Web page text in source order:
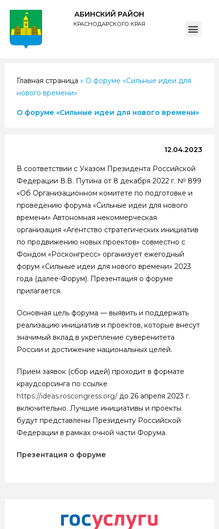
АБИНСКИЙ РАЙОН
КРАСНОДАРСКОГО КРАЯ
Главная страница » О форуме «Сильные идеи для
нового времени»
О форуме «Сильные идеи для нового времени»
12.04.2023
В соответствии с Указом Президента Российской
Федерации В.В. Путина от 8 декабря 2022 г. № 899
«Об Организационном комитете по подготовке и
проведению форума «Сильные идеи для нового
времени» Автономная некоммерческая
организация «Агентство стратегических инициатив
по продвижению новых проектов» совместно с
Фондом «Росконгресс» организует ежегодный
форум «Сильные идеи для нового времени» 2023
года (далее-Форум). Презентация о форуме
прилагается.
Основная цель форума — выявить и поддержать
реализацию инициатив и проектов, которые внесут
значимый вклад в укрепление суверенитета
России и достижение национальных целей.
Прием заявок (сбор идей) проходит в формате
краудсорсинга по ссылке
https://ideas.roscongress.org/ до 26 апреля 2023 г.
включительно. Лучшие инициативы и проекты
будут представлены Президенту Российской
Федерации в рамках очной части Форума.
Презентация о форуме